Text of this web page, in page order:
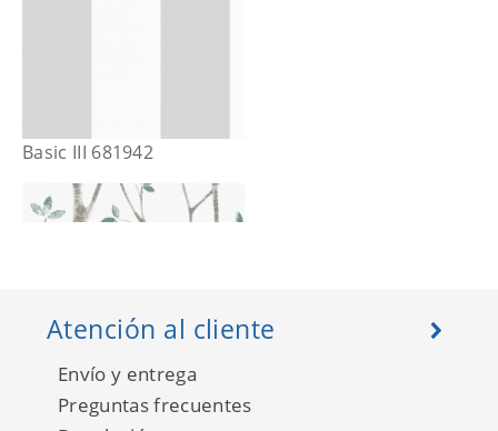
Basic III 681942
Atención al cliente
Envío y entrega
Preguntas frecuentes